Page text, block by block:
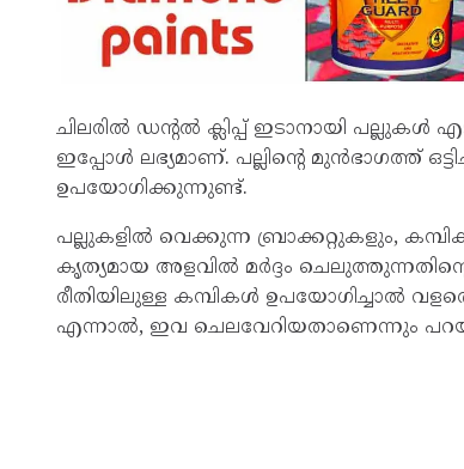
ചിലരില്‍ ഡന്റല്‍ ക്ലിപ്പ് ഇടാനായി പല്ലുകള്‍
ഇപ്പോള്‍ ലഭ്യമാണ്. പല്ലിന്റെ മുന്‍ഭാഗത്ത്
ഉപയോഗിക്കുന്നുണ്ട്.
പല്ലുകളില്‍ വെക്കുന്ന ബ്രാക്കറ്റുകളും,
കൃത്യമായ അളവില്‍ മര്‍ദ്ദം
രീതിയിലുള്ള കമ്പികള്‍ ഉപയോഗിച്ചാല്‍
എന്നാല്‍, ഇവ ചെലവേറിയതാണെന്നും